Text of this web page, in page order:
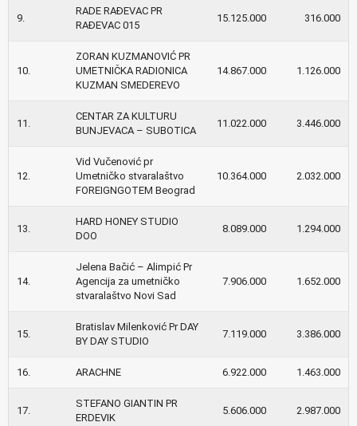
9.
RADE RAĐEVAC PR
RAĐEVAC 015
15.125.000 316.000
10.
ZORAN KUZMANOVIĆ PR
UMETNIČKA RADIONICA
KUZMAN SMEDEREVO
14.867.000 1.126.000
11.
CENTAR ZA KULTURU
BUNJEVACA – SUBOTICA
11.022.000 3.446.000
12.
Vid Vučenović pr
Umetničko stvaralaštvo
FOREIGNGOTEM Beograd
10.364.000 2.032.000
13.
HARD HONEY STUDIO
DOO
8.089.000 1.294.000
14.
Jelena Bačić – Alimpić Pr
Agencija za umetničko
stvaralaštvo Novi Sad
7.906.000 1.652.000
15.
Bratislav Milenković Pr DAY
BY DAY STUDIO
7.119.000 3.386.000
16. ARACHNE 6.922.000 1.463.000
17.
STEFANO GIANTIN PR
ERDEVIK
5.606.000 2.987.000